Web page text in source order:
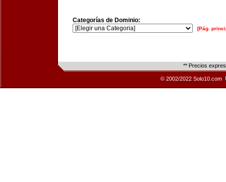
Categorías de Dominio:
[Pág.
** Precios
© 2002/2022 Solo10.com